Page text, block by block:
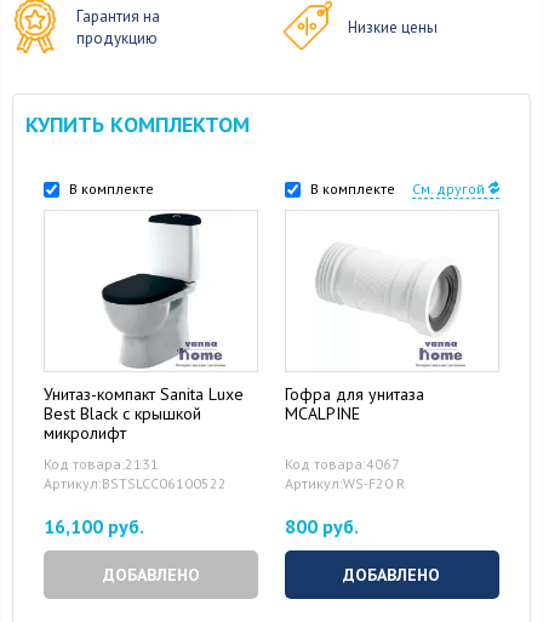
Гарантия на
продукцию
Низкие цены
КУПИТЬ КОМПЛЕКТОМ
В комплекте
Унитаз-компакт Sanita Luxe
Best Black с крышкой
микролифт
Код товара:2131
Артикул:BSTSLCC06100522
16,100 руб.
ДОБАВЛЕНО
В комплекте См. другой
Гофра для унитаза
MCALPINE
Код товара:4067
Артикул:WS-F20 R
800 руб.
ДОБАВЛЕНО